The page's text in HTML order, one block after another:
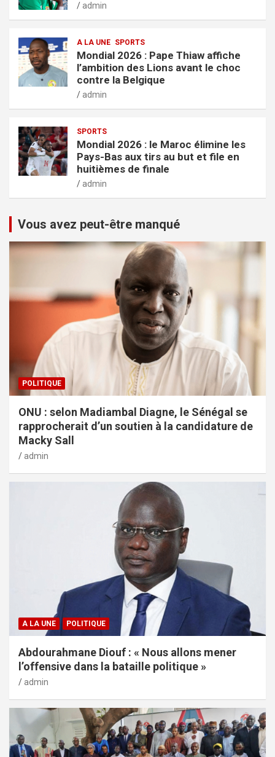
admin
A LA UNE SPORTS
Mondial 2026 : Pape Thiaw affiche
l’ambition des Lions avant le choc
contre la Belgique
admin
SPORTS
Mondial 2026 : le Maroc élimine les
Pays-Bas aux tirs au but et file en
huitièmes de finale
admin
Vous avez peut-être manqué
POLITIQUE
ONU : selon Madiambal Diagne, le Sénégal se
rapprocherait d’un soutien à la candidature de
Macky Sall
admin
A LA UNE POLITIQUE
Abdourahmane Diouf : « Nous allons mener
l’offensive dans la bataille politique »
admin